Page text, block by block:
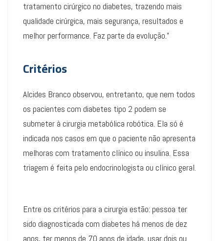
tratamento cirúrgico no diabetes, trazendo mais
qualidade cirúrgica, mais segurança, resultados e
melhor performance. Faz parte da evolução.”
Critérios
Alcides Branco observou, entretanto, que nem todos
os pacientes com diabetes tipo 2 podem se
submeter à cirurgia metabólica robótica. Ela só é
indicada nos casos em que o paciente não apresenta
melhoras com tratamento clínico ou insulina. Essa
triagem é feita pelo endocrinologista ou clínico geral.
Entre os critérios para a cirurgia estão: pessoa ter
sido diagnosticada com diabetes há menos de dez
anos, ter menos de 70 anos de idade, usar dois ou